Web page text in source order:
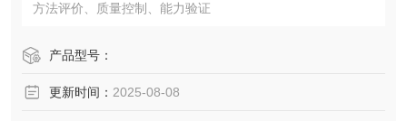
方法评价、质量控制、能力验证
产品型号：
更新时间： 2025-08-08